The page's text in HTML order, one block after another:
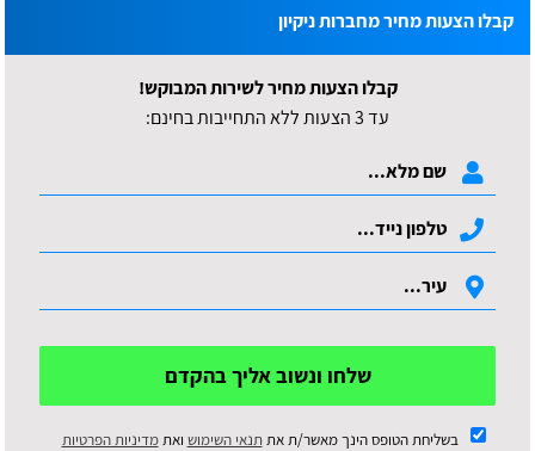
קבלו הצעות מחיר מחברות ניקיון
קבלו הצעות מחיר לשירות המבוקש!
עד 3 הצעות ללא התחייבות בחינם:
שלחו ונשוב אליך בהקדם
בשליחת הטופס הינך מאשר/ת את תנאי השימוש ואתמדיניות הפרטיות